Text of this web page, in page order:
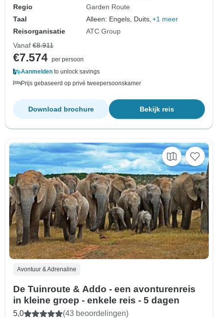
Regio
Garden Route
Taal
Alleen: Engels, Duits, +1 meer
Reisorganisatie
ATC Group
Vanaf €8.911
€7.574 per persoon
Aanmelden to unlock savings
Prijs gebaseerd op privé tweepersoonskamer
Bekijk reis
Download brochure
Avontuur & Adrenaline
De Tuinroute & Addo - een avonturenreis
in kleine groep - enkele reis - 5 dagen
5,0 (43 beoordelingen)